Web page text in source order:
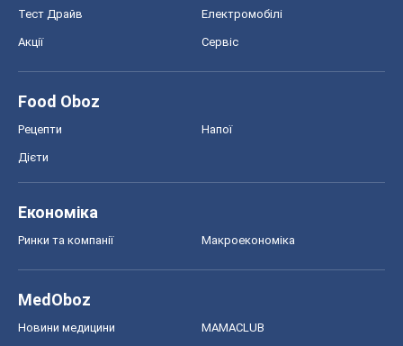
Тест Драйв Електромобілі
Акції Сервіс
Food Oboz
Рецепти Напої
Дієти
Економіка
Ринки та компанії Макроекономіка
MedOboz
Новини медицини MAMACLUB